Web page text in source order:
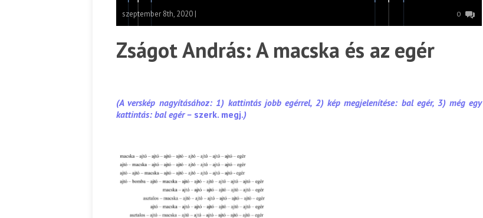
szeptember 8th, 2020 | 0
Zságot András: A macska és az egér
(A verskép nagyításához: 1) kattintás jobb egérrel, 2) kép megjelenítése: bal egér, 3) még egy
kattintás: bal egér – szerk. megj.)